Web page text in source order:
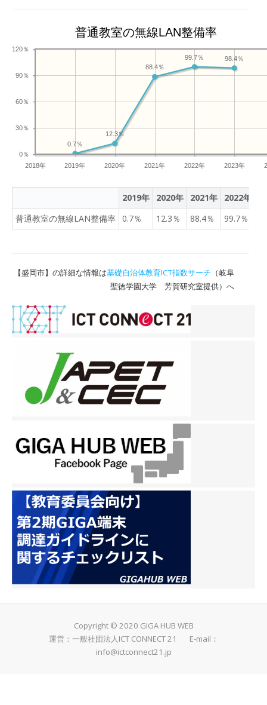
普通教室の無線LAN整備率
2018年 2019年 2020年 2021年 2022年 2023年
0％
30％
60％
90％
120％
98.4％
99.7％
88.4％
12.3％
0.7％
2019年 2020年 2021年 2022年
普通教室の無線LAN整備率 0.7％ 12.3％ 88.4％ 99.7％
【盛岡市】の詳細な情報は基礎自治体教育ICT指数サーチ （岐阜
聖徳学園大学 芳賀研究室提供）へ
Copyright © 2020 GIGA HUB WEB
運営：一般社団法人ICT CONNECT 21 E-mail：
info@ictconnect21.jp